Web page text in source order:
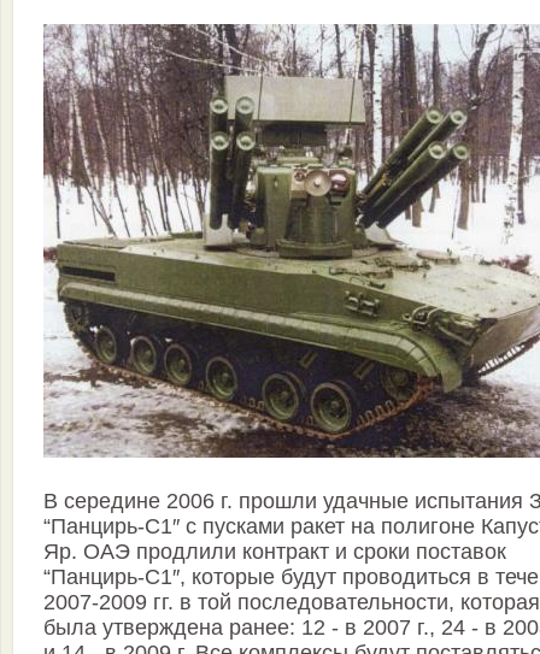
В середине 2006 г. прошли удачные испытания
“Панцирь-С1″ с пусками ракет на полигоне
Яр. ОАЭ продлили контракт и сроки поставок
“Панцирь-С1″, которые будут проводиться в
2007-2009 гг. в той последовательности, которая
была утверждена ранее: 12 - в 2007 г., 24 - в